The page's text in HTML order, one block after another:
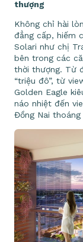
thượng
Không chỉ hài
đẳng cấp, hiếm
Solari như chị
bên trong các
thời thượng. Từ
“triệu đô”, từ
Golden Eagle
náo nhiệt đến
Đồng Nai thoáng